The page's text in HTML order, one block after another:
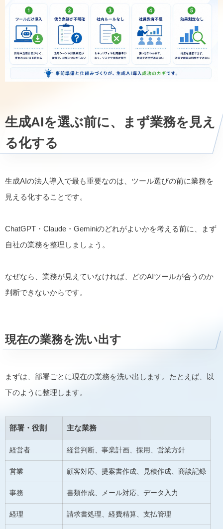
生成AIを選ぶ前に、まず業務を見え
る化する
生成AIの法人導入で最も重要なのは、ツール選びの前に業務を
見える化することです。
ChatGPT・Claude・Geminiのどれがよいかを考える前に、まず
自社の業務を整理しましょう。
なぜなら、業務が見えていなければ、どのAIツールが合うのか
判断できないからです。
現在の業務を洗い出す
まずは、部署ごとに現在の業務を洗い出します。たとえば、以
下のように整理します。
部署・役割 主な業務
経営者 経営判断、事業計画、採用、営業方針
営業 顧客対応、提案書作成、見積作成、商談記録
事務 書類作成、メール対応、データ入力
経理 請求書処理、経費精算、支払管理